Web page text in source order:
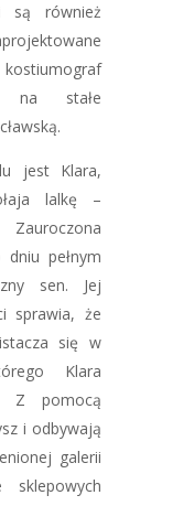
są również
na stałe
jest Klara,
lalkę –
pełnym
sen. Jej
sprawia, że
się w
Klara
Z pomocą
i odbywają
galerii
sklepowych